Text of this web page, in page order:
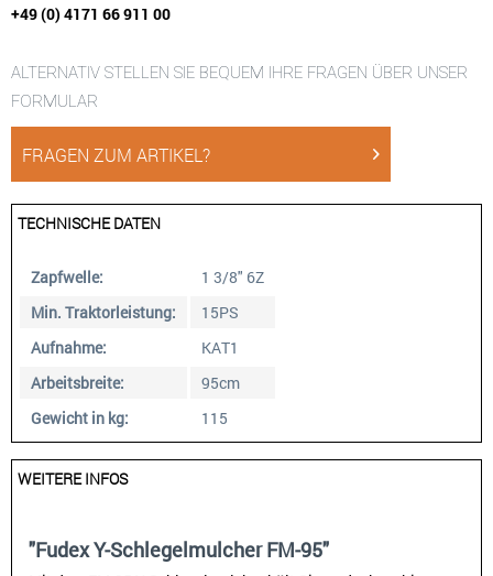
+49 (0) 4171 66 911 00
ALTERNATIV STELLEN SIE BEQUEM IHRE FRAGEN ÜBER UNSER
FORMULAR
FRAGEN ZUM ARTIKEL?
TECHNISCHE DATEN
Zapfwelle:
1 3/8" 6Z
Min. Traktorleistung:
15PS
Aufnahme:
KAT1
Arbeitsbreite:
95cm
Gewicht in kg:
115
WEITERE INFOS
"Fudex Y-Schlegelmulcher FM-95"